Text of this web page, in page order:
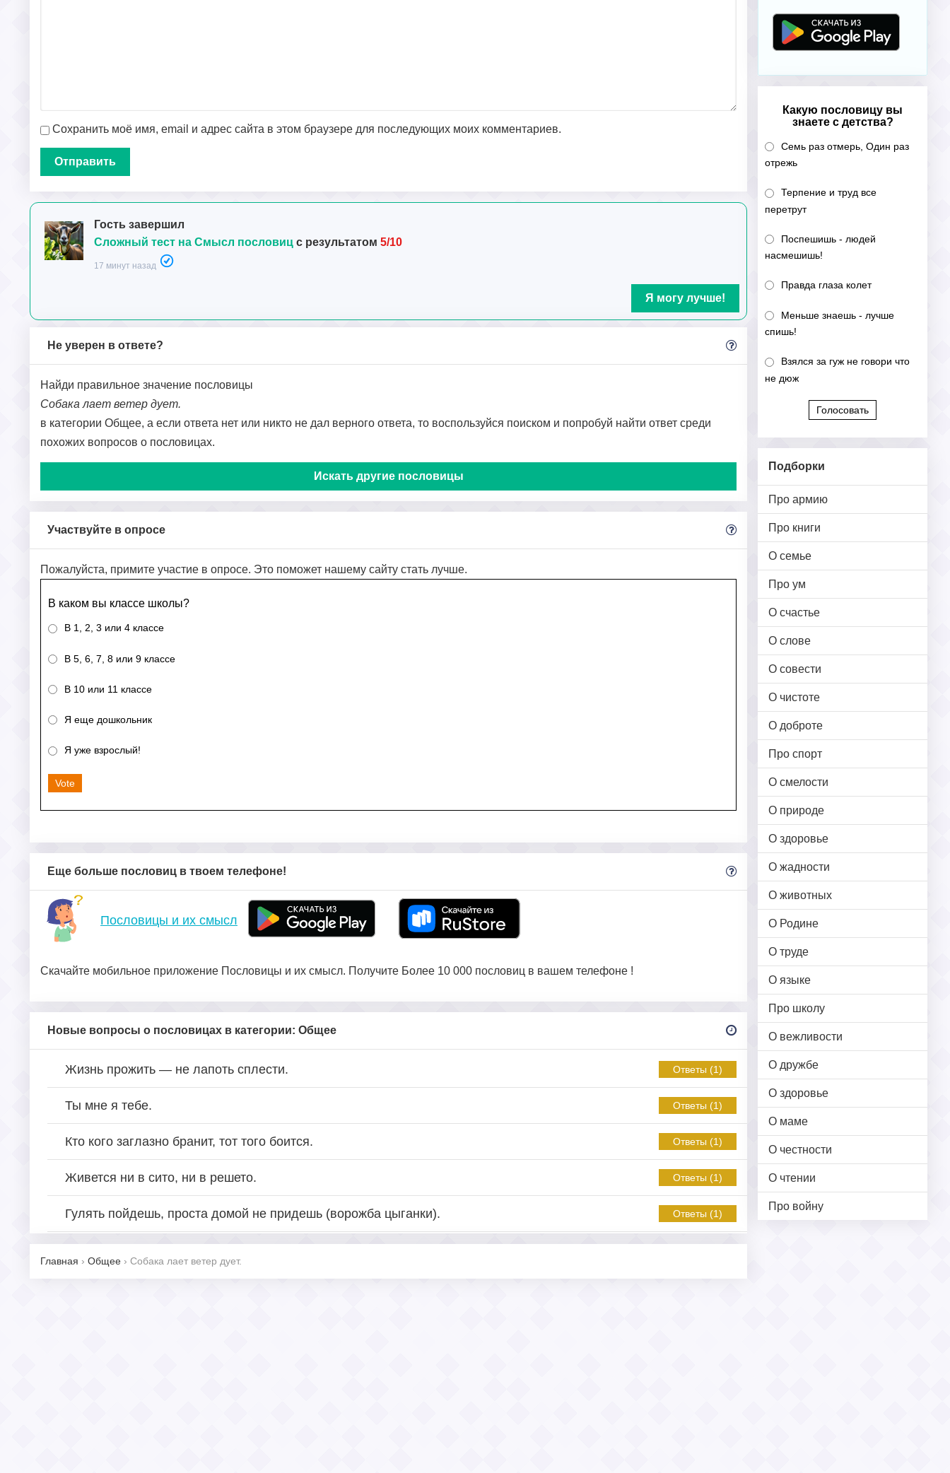
Какую пословицу вы
знаете с детства?
Семь раз отмерь, Один раз
отрежь
Терпение и труд все
перетрут
Поспешишь - людей
насмешишь!
Правда глаза колет
Меньше знаешь - лучше
спишь!
Взялся за гуж не говори что
не дюж
Голосовать
Подборки
Про армию
Про книги
О семье
Про ум
О счастье
О слове
О совести
О чистоте
О доброте
Про спорт
О смелости
О природе
О здоровье
О жадности
О животных
О Родине
О труде
О языке
Про школу
О вежливости
О дружбе
О здоровье
О маме
О честности
О чтении
Про войну
Сохранить моё имя, email и адрес сайта в этом браузере для последующих моих комментариев.
Гость завершил
Сложный тест на Смысл пословиц с результатом 5/10
17 минут назад
Я могу лучше!
Не уверен в ответе?
Найди правильное значение пословицы
Собака лает ветер дует.
в категории Общее, а если ответа нет или никто не дал верного ответа, то воспользуйся поиском и попробуй найти ответ среди
похожих вопросов о пословицах.
Искать другие пословицы
Участвуйте в опросе
Пожалуйста, примите участие в опросе. Это поможет нашему сайту стать лучше.
В каком вы классе школы?
В 1, 2, 3 или 4 классе
В 5, 6, 7, 8 или 9 классе
В 10 или 11 классе
Я еще дошкольник
Я уже взрослый!
Vote
Еще больше пословиц в твоем телефоне!
Пословицы и их смысл
Скачайте мобильное приложение Пословицы и их смысл. Получите Более 10 000 пословиц в вашем телефоне !
Новые вопросы о пословицах в категории: Общее
Жизнь прожить — не лапоть сплести. Ответы (1)
Ты мне я тебе. Ответы (1)
Кто кого заглазно бранит, тот того боится. Ответы (1)
Живется ни в сито, ни в решето. Ответы (1)
Гулять пойдешь, проста домой не придешь (ворожба цыганки). Ответы (1)
Главная › Общее › Собака лает ветер дует.